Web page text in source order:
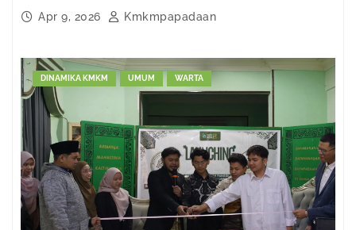
Apr 9, 2026 Kmkmpapadaan
DINAMIKA KMKM UMUM WARTA